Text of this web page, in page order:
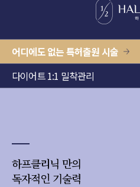
어디에도 없는 특허출원 시술
다이어트 1:1 밀착관리
하프클리닉 만의
독자적인 기술력